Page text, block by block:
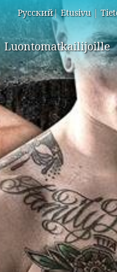
Русский Etusivu
Luontomatkailijoille